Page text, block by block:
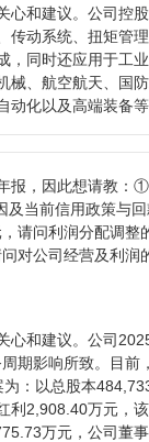
心和建议。公司控
传动系统、扭矩管
，同时还应用于工
械、航空航天、国
化以及高端装备
报，因此想请教：
及当前信用政策与
请问利润分配调
对公司经营及利润
心和建议。公司
期影响所致。目前
：以总股本
利2,908.40万元，
万元，公司董